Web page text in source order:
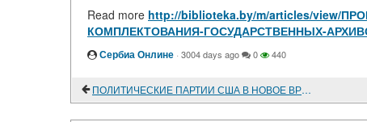
Read more http://biblioteka.by/m/articles/view/
КОМПЛЕКТОВАНИЯ-ГОСУДАРСТВЕННЫХ-
Сербиа Онлине · 3004 days ago 0 440
ПОЛИТИЧЕСКИЕ ПАРТИИ США В НОВОЕ ВРЕМЯ; ПОЛИТИЧЕСКИЕ ПАРТИИ США В НОВЕЙШЕЕ ВРЕМЯ